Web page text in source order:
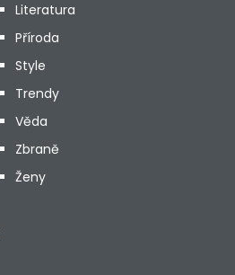
Literatura
Příroda
Style
Trendy
Věda
Zbraně
Ženy